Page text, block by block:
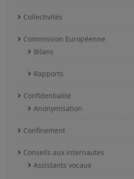
Collectivités
Commission Européenne
Bilans
Rapports
Confidentialité
Anonymisation
Confinement
Conseils aux internautes
Assistants vocaux